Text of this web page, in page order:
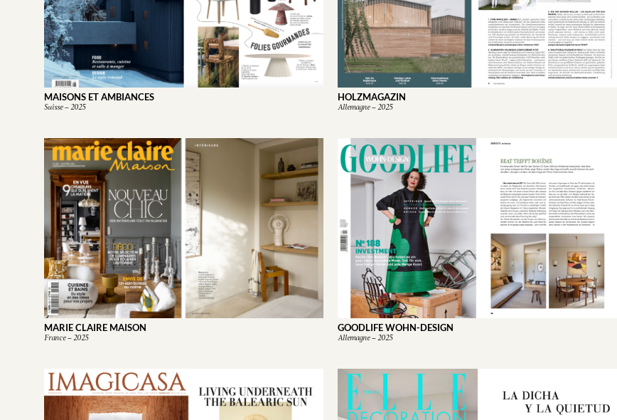
MAISONS ET AMBIANCES
Suisse – 2025
HOLZMAGAZIN
Allemagne – 2025
MARIE CLAIRE MAISON
France – 2025
GOODLIFE WOHN-DESIGN
Allemagne – 2025